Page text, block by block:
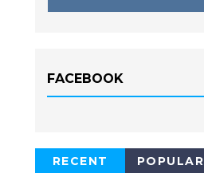
FACEBOOK
RECENT POPULAR